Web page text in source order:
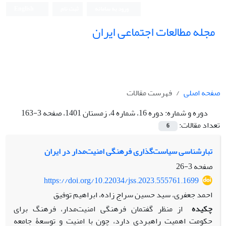
مجله مطالعات اجتماعی ایران
صفحه اصلی
فهرست مقالات
دوره و شماره:دوره 16، شماره 4، زمستان 1401، صفحه 3-163
تعداد مقالات:
6
تبارشناسی سیاست‌گذاری فرهنگی امنیت‌مدار در ایران
صفحه3-26
https://doi.org/10.22034/jss.2023.555761.1699
احمد جعفری، سید حسین سراج زاده، ابراهیم توفیق
چکیده
از منظر گفتمان فرهنگی امنیت‌مدار، فرهنگ برای
حکومت اهمیت راهبردی دارد، چون با امنیت و توسعۀ جامعه